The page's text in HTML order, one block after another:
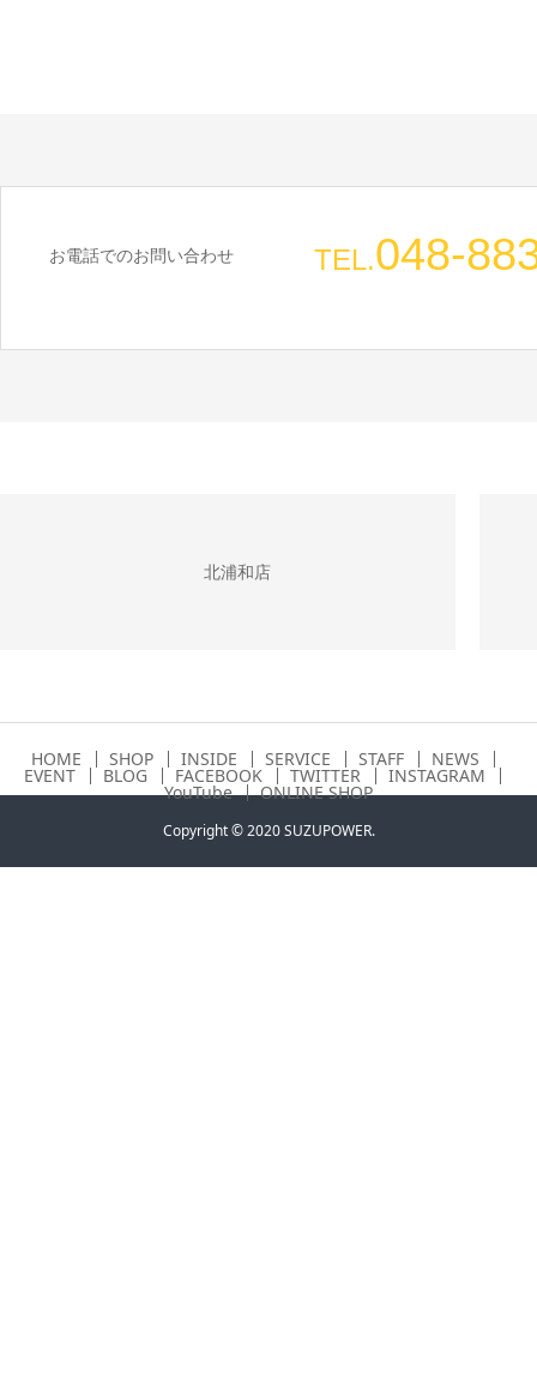
お電話でのお問い合わせ TEL.048-
北浦和店
HOME SHOP INSIDE SERVICE STAFF NEWS
EVENT BLOG FACEBOOK TWITTER INSTAGRAM
YouTube ONLINE SHOP
Copyright © 2020 SUZUPOWER.